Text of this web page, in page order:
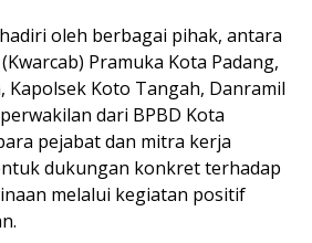
oleh berbagai pihak, antara
Pramuka Kota Padang,
Kapolsek Koto Tangah, Danramil
dari BPBD Kota
pejabat dan mitra kerja
dukungan konkret terhadap
melalui kegiatan positif